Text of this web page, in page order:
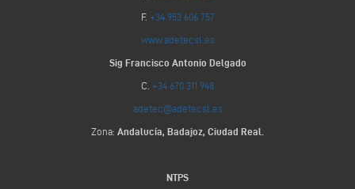
F. +34 953 606 757
www.adetecsl.es
Sig Francisco Antonio Delgado
C. +34 670 311 948
adetec@adetecsl.es
Zona: Andalucía, Badajoz, Ciudad Real.
NTPS